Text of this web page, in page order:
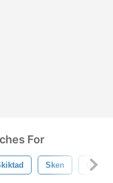
For
Sken Gnistra